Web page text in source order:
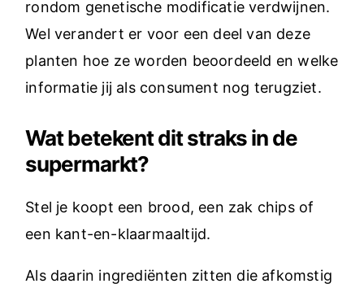
rondom genetische modificatie verdwijnen.
Wel verandert er voor een deel van deze
planten hoe ze worden beoordeeld en welke
informatie jij als consument nog terugziet.
Wat betekent dit straks in de
supermarkt?
Stel je koopt een brood, een zak chips of
een kant-en-klaarmaaltijd.
Als daarin ingrediënten zitten die afkomstig